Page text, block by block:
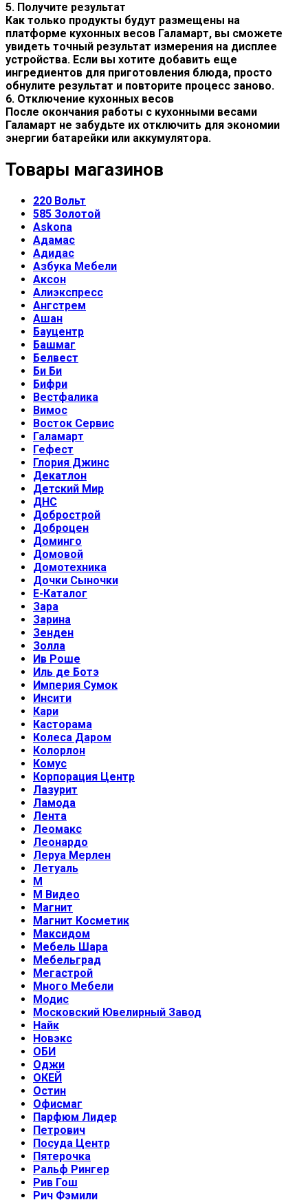
5. Получите результат
Как только продукты будут размещены на
платформе кухонных весов Галамарт, вы сможете
увидеть точный результат измерения на дисплее
устройства. Если вы хотите добавить еще
ингредиентов для приготовления блюда, просто
обнулите результат и повторите процесс заново.
6. Отключение кухонных весов
После окончания работы с кухонными весами
Галамарт не забудьте их отключить для экономии
энергии батарейки или аккумулятора.
Товары магазинов
220 Вольт
585 Золотой
Askona
Адамас
Адидас
Азбука Мебели
Аксон
Алиэкспресс
Ангстрем
Ашан
Бауцентр
Башмаг
Белвест
Би Би
Бифри
Вестфалика
Вимос
Восток Сервис
Галамарт
Гефест
Глория Джинс
Декатлон
Детский Мир
ДНС
Добрострой
Доброцен
Доминго
Домовой
Домотехника
Дочки Сыночки
Е-Каталог
Зара
Зарина
Зенден
Золла
Ив Роше
Иль де Ботэ
Империя Сумок
Инсити
Кари
Касторама
Колеса Даром
Колорлон
Комус
Корпорация Центр
Лазурит
Ламода
Лента
Леомакс
Леонардо
Леруа Мерлен
Летуаль
М
М Видео
Магнит
Магнит Косметик
Максидом
Мебель Шара
Мебельград
Мегастрой
Много Мебели
Модис
Московский Ювелирный Завод
Найк
Новэкс
ОБИ
Оджи
ОКЕЙ
Остин
Офисмаг
Парфюм Лидер
Петрович
Посуда Центр
Пятерочка
Ральф Рингер
Рив Гош
Рич Фэмили